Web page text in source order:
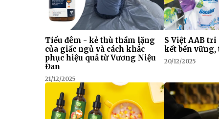
Tiểu đêm - kẻ thù thầm lặng
của giấc ngủ và cách khắc
phục hiệu quả từ Vương Niệu
Đan
21/12/2025
S Việt AAB tri
kết bền vững,
20/12/2025